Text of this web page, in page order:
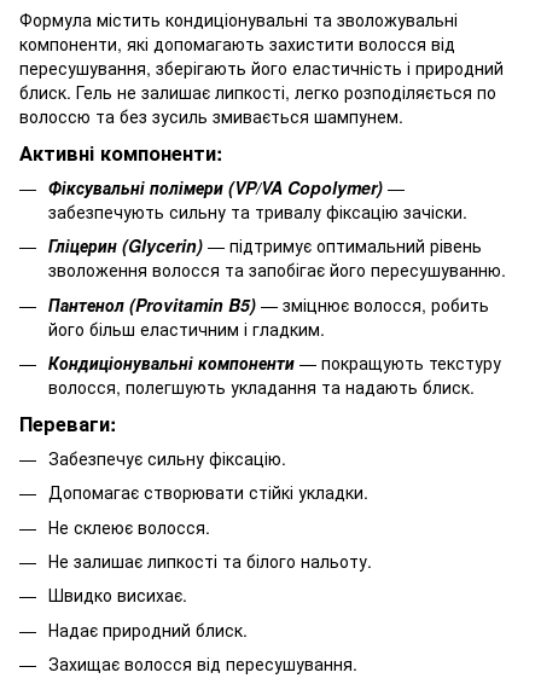
Формула містить кондиціонувальні та зволожувальні
компоненти, які допомагають захистити волосся від
пересушування, зберігають його еластичність і природний
блиск. Гель не залишає липкості, легко розподіляється по
волоссю та без зусиль змивається шампунем.
Активні компоненти:
Фіксувальні полімери (VP/VA Copolymer) —
забезпечують сильну та тривалу фіксацію зачіски.
Гліцерин (Glycerin) — підтримує оптимальний рівень
зволоження волосся та запобігає його пересушуванню.
Пантенол (Provitamin B5) — зміцнює волосся, робить
його більш еластичним і гладким.
Кондиціонувальні компоненти — покращують текстуру
волосся, полегшують укладання та надають блиск.
Переваги:
Забезпечує сильну фіксацію.
Допомагає створювати стійкі укладки.
Не склеює волосся.
Не залишає липкості та білого нальоту.
Швидко висихає.
Надає природний блиск.
Захищає волосся від пересушування.